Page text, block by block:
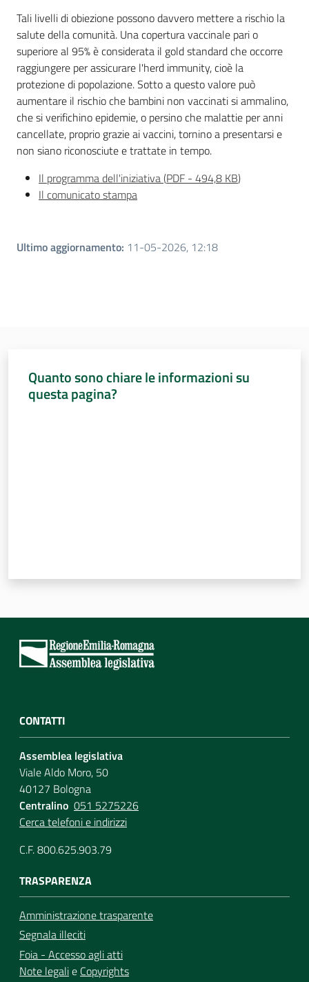
Tali livelli di obiezione possono davvero mettere a rischio la
salute della comunità. Una copertura vaccinale pari o
superiore al 95% è considerata il gold standard che occorre
raggiungere per assicurare l'herd immunity, cioè la
protezione di popolazione. Sotto a questo valore può
aumentare il rischio che bambini non vaccinati si ammalino,
che si verifichino epidemie, o persino che malattie per anni
cancellate, proprio grazie ai vaccini, tornino a presentarsi e
non siano riconosciute e trattate in tempo.
Il programma dell'iniziativa(PDF - 494,8 KB)
Il comunicato stampa
Ultimo aggiornamento: 11-05-2026, 12:18
Quanto sono chiare le informazioni su
questa pagina?
CONTATTI
Assemblea legislativa
Viale Aldo Moro, 50
40127 Bologna
Centralino 051 5275226
Cerca telefoni e indirizzi
C.F. 800.625.903.79
TRASPARENZA
Amministrazione trasparente
Segnala illeciti
Foia - Accesso agli atti
Note legalie Copyrights